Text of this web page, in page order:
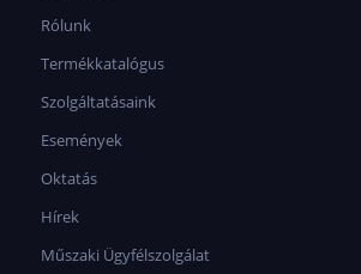
Rólunk
Termékkatalógus
Szolgáltatásaink
Események
Oktatás
Hírek
Műszaki Ügyfélszolgálat